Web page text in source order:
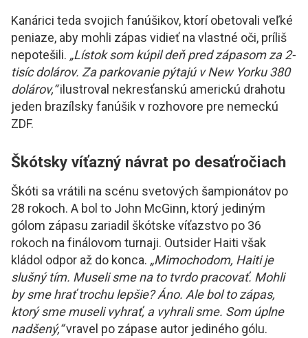
Kanárici teda svojich fanúšikov, ktorí obetovali veľké
peniaze, aby mohli zápas vidieť na vlastné oči, príliš
nepotešili. „Lístok som kúpil deň pred zápasom za 2-
tisíc dolárov. Za parkovanie pýtajú v New Yorku 380
dolárov,“ilustroval nekresťanskú americkú drahotu
jeden brazílsky fanúšik v rozhovore pre nemeckú
ZDF.
Škótsky víťazný návrat po desaťročiach
Škóti sa vrátili na scénu svetových šampionátov po
28 rokoch. A bol to John McGinn, ktorý jediným
gólom zápasu zariadil škótske víťazstvo po 36
rokoch na finálovom turnaji. Outsider Haiti však
kládol odpor až do konca. „Mimochodom, Haiti je
slušný tím. Museli sme na to tvrdo pracovať. Mohli
by sme hrať trochu lepšie? Áno. Ale bol to zápas,
ktorý sme museli vyhrať, a vyhrali sme. Som úplne
nadšený,“vravel po zápase autor jediného gólu.